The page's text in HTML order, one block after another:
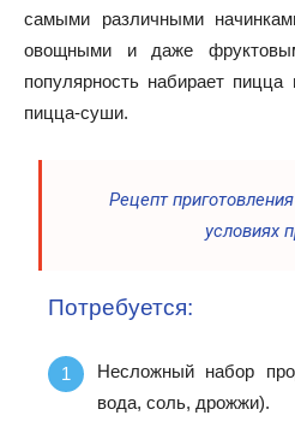
самыми различными
овощными и даже
популярность набирает
пицца-суши.
Рецепт
условиях
Потребуется:
Несложный набор
вода, соль, дрожжи).